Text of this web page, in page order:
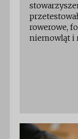
rowerowe,
niemowląt i